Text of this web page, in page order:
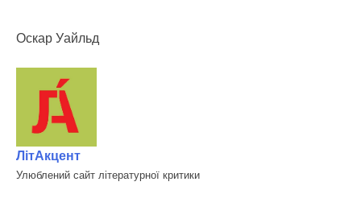
Оскар Уайльд
ЛітАкцент
Улюблений сайт літературної критики